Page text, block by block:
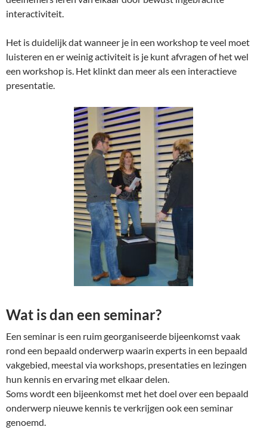
interactiviteit.
Het is duidelijk dat wanneer je in een workshop te veel moet
luisteren en er weinig activiteit is je kunt afvragen of het wel
een workshop is. Het klinkt dan meer als een interactieve
presentatie.
Wat is dan een seminar?
Een seminar is een ruim georganiseerde bijeenkomst vaak
rond een bepaald onderwerp waarin experts in een bepaald
vakgebied, meestal via workshops, presentaties en lezingen
hun kennis en ervaring met elkaar delen.
Soms wordt een bijeenkomst met het doel over een bepaald
onderwerp nieuwe kennis te verkrijgen ook een seminar
genoemd.